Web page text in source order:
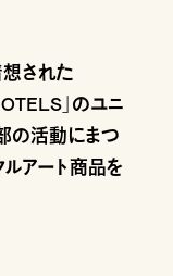
された
」のユニ
の活動にまつ
アート商品を